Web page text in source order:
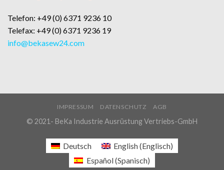
Telefon: +49 (0) 6371 9236 10
Telefax: +49 (0) 6371 9236 19
info@bekasew24.com
IMPRESSUM DATENSCHUTZ AGB
© 2021- BeKa Industrie Ausrüstung Vertriebs-GmbH
Deutsch English(Englisch)
Español(Spanisch)